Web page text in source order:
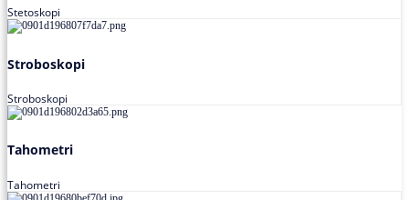
Stetoskopi
Stroboskopi
Stroboskopi
Tahometri
Tahometri